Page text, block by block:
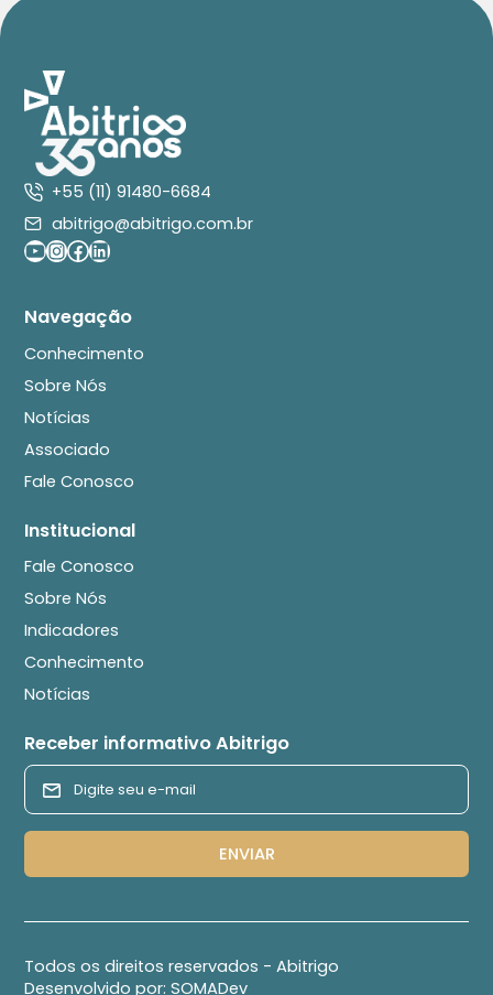
+55 (11) 91480-6684
abitrigo@abitrigo.com.br
Youtube
Instagram
Facebook
LinkedIn
Navegação
Conhecimento
Sobre Nós
Notícias
Associado
Fale Conosco
Institucional
Fale Conosco
Sobre Nós
Indicadores
Conhecimento
Notícias
Receber informativo Abitrigo
Todos os direitos reservados - Abitrigo
Desenvolvido por:SOMADev